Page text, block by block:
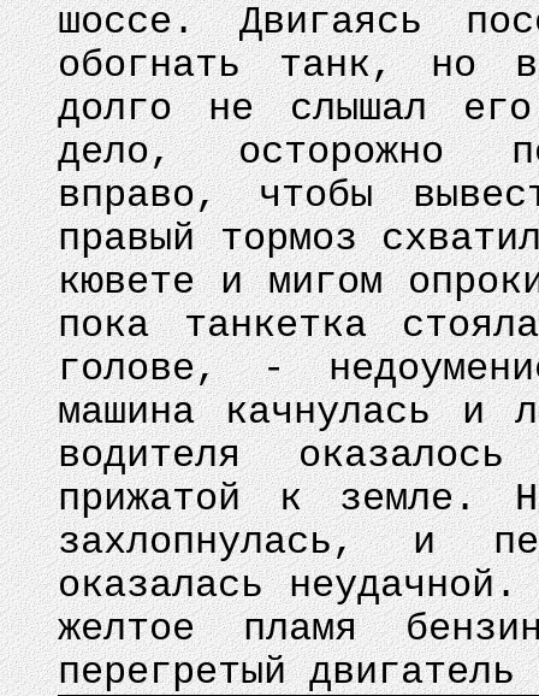
шоссе. Двигаясь
обогнать танк, но
долго не слышал
дело, осторожно
вправо, чтобы
правый тормоз
кювете и мигом
пока танкетка
голове, -
машина качнулась и
водителя
прижатой к земле.
захлопнулась, и
оказалась
желтое пламя
перегретый